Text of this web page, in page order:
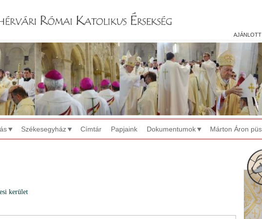
ajánlott
Székesegyház Címtár Papjaink Dokumentumok Márton Áron
kerület